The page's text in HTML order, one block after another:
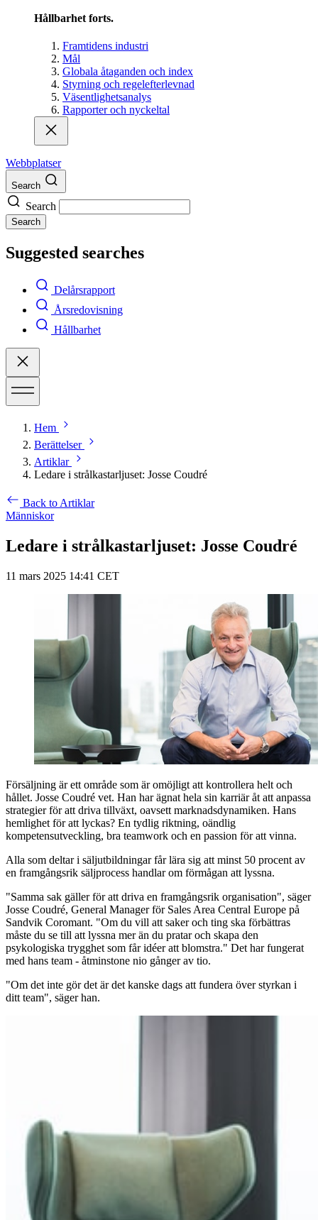
Hållbarhet forts.
Framtidens industri
Mål
Globala åtaganden och index
Styrning och regelefterlevnad
Väsentlighetsanalys
Rapporter och nyckeltal
Webbplatser
Search
Search
Search
Suggested searches
Delårsrapport
Årsredovisning
Hållbarhet
Hem
Berättelser
Artiklar
Ledare i strålkastarljuset: Josse Coudré
Back to Artiklar
Människor
Ledare i strålkastarljuset: Josse Coudré
11 mars 2025 14:41 CET
Försäljning är ett område som är omöjligt att kontrollera helt och
hållet. Josse Coudré vet. Han har ägnat hela sin karriär åt att anpassa
strategier för att driva tillväxt, oavsett marknadsdynamiken. Hans
hemlighet för att lyckas? En tydlig riktning, oändlig
kompetensutveckling, bra teamwork och en passion för att vinna.
Alla som deltar i säljutbildningar får lära sig att minst 50 procent av
en framgångsrik säljprocess handlar om förmågan att lyssna.
"Samma sak gäller för att driva en framgångsrik organisation", säger
Josse Coudré, General Manager för Sales Area Central Europe på
Sandvik Coromant. "Om du vill att saker och ting ska förbättras
måste du se till att lyssna mer än du pratar och skapa den
psykologiska trygghet som får idéer att blomstra." Det har fungerat
med hans team - åtminstone nio gånger av tio.
"Om det inte gör det är det kanske dags att fundera över styrkan i
ditt team", säger han.